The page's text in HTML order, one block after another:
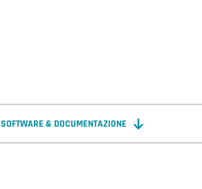
SOFTWARE & DOCUMENTAZIONE